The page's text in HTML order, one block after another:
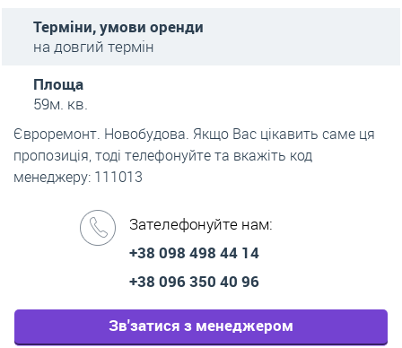
Терміни, умови оренди
на довгий термін
Площа
59м. кв.
Євроремонт. Новобудова. Якщо Вас цікавить саме ця
пропозиція, тоді телефонуйте та вкажіть код
менеджеру: 111013
Зателефонуйте нам:
+38 098 498 44 14
+38 096 350 40 96
Зв'затися з менеджером